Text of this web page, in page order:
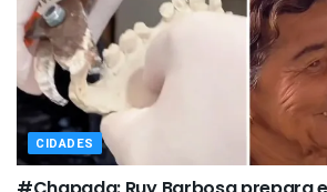
CIDADES